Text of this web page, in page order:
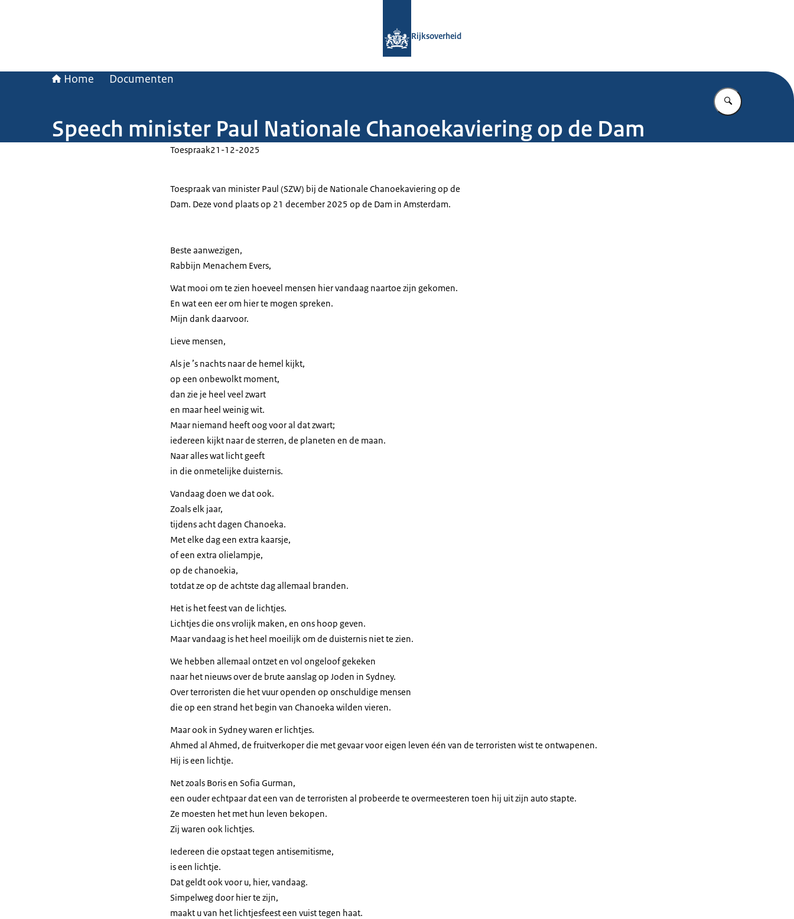
Rijksoverheid
Home Documenten
Vul in wat u
Speech minister Paul Nationale Chanoekaviering op de Dam
Toespraak21-12-2025
Toespraak van minister Paul (SZW) bij de Nationale Chanoekaviering op de
Dam. Deze vond plaats op 21 december 2025 op de Dam in Amsterdam.
Beste aanwezigen,
Rabbijn Menachem Evers,
Wat mooi om te zien hoeveel mensen hier vandaag naartoe zijn gekomen.
En wat een eer om hier te mogen spreken.
Mijn dank daarvoor.
Lieve mensen,
Als je ’s nachts naar de hemel kijkt,
op een onbewolkt moment,
dan zie je heel veel zwart
en maar heel weinig wit.
Maar niemand heeft oog voor al dat zwart;
iedereen kijkt naar de sterren, de planeten en de maan.
Naar alles wat licht geeft
in die onmetelijke duisternis.
Vandaag doen we dat ook.
Zoals elk jaar,
tijdens acht dagen Chanoeka.
Met elke dag een extra kaarsje,
of een extra olielampje,
op de chanoekia,
totdat ze op de achtste dag allemaal branden.
Het is het feest van de lichtjes.
Lichtjes die ons vrolijk maken, en ons hoop geven.
Maar vandaag is het heel moeilijk om de duisternis niet te zien.
We hebben allemaal ontzet en vol ongeloof gekeken
naar het nieuws over de brute aanslag op Joden in Sydney.
Over terroristen die het vuur openden op onschuldige mensen
die op een strand het begin van Chanoeka wilden vieren.
Maar ook in Sydney waren er lichtjes.
Ahmed al Ahmed, de fruitverkoper die met gevaar voor eigen leven één van de terroristen wist te ontwapenen.
Hij is een lichtje.
Net zoals Boris en Sofia Gurman,
een ouder echtpaar dat een van de terroristen al probeerde te overmeesteren toen hij uit zijn auto stapte.
Ze moesten het met hun leven bekopen.
Zij waren ook lichtjes.
Iedereen die opstaat tegen antisemitisme,
is een lichtje.
Dat geldt ook voor u, hier, vandaag.
Simpelweg door hier te zijn,
maakt u van het lichtjesfeest een vuist tegen haat.